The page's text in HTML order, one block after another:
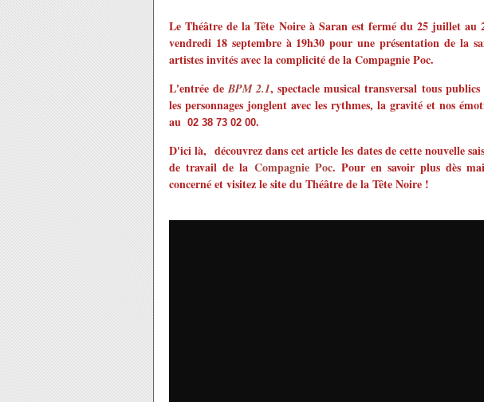
Le Théâtre de la Tête Noire à Saran est fermé du 25 juillet au
vendredi 18 septembre à 19h30 pour une présentation de la
artistes invités avec la complicité de la Compagnie Poc.
L'entrée de BPM 2.1, spectacle musical transversal tous
les personnages jonglent avec les rythmes, la gravité et nos
au 02 38 73 02 00.
D'ici là, découvrez dans cet article les dates de cette nouvelle
de travail de la Compagnie Poc. Pour en savoir plus dès
concerné et visitez le site du Théâtre de la Tête Noire !